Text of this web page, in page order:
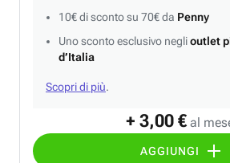
+ 3,00 € al
AGGIUNGI
10€ di sconto su 70€ da Penny
Uno sconto esclusivo neglioutlet
d’Italia
Scopri di più.